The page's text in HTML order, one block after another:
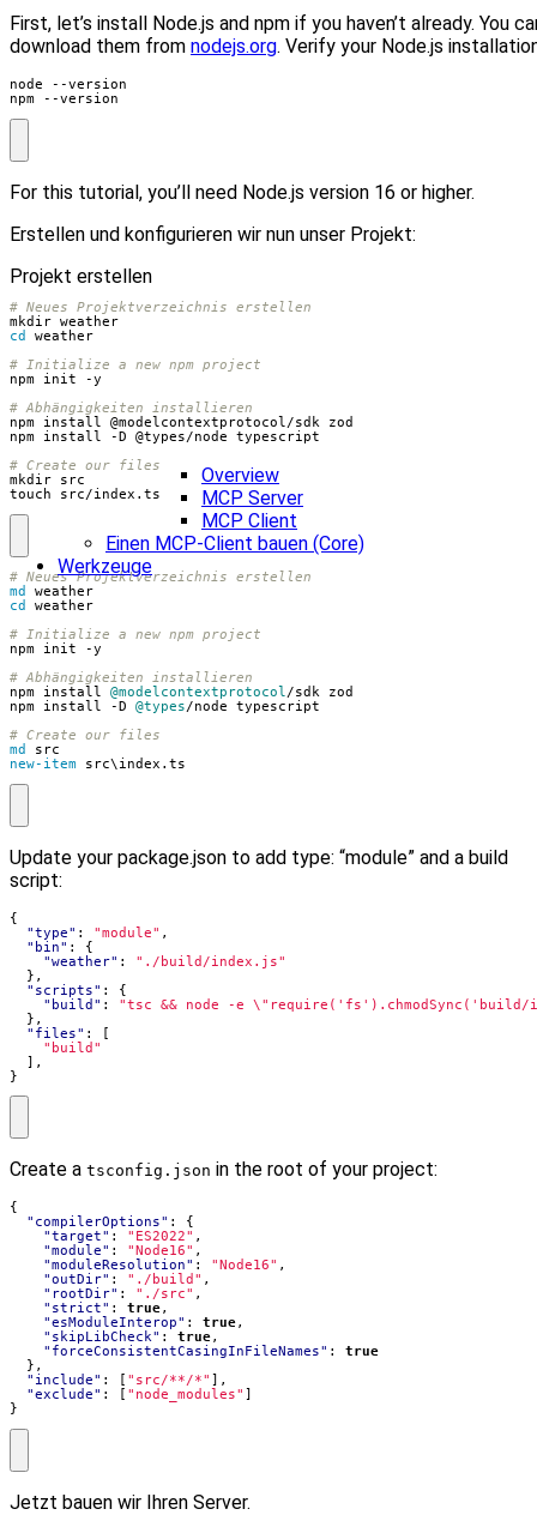
Overview
MCP Server
MCP Client
Einen MCP-Client bauen (Core)
Werkzeuge
First, let’s install Node.js and npm if you haven’t already. You
download them from nodejs.org. Verify your Node.js
npm --version
For this tutorial, you’ll need Node.js version 16 or higher.
Erstellen und konfigurieren wir nun unser Projekt:
Projekt erstellen
# Neues Projektverzeichnis erstellen
cd
# Initialize a new npm project
# Abhängigkeiten installieren
# Create our files
touch src/index.ts
# Neues Projektverzeichnis erstellen
md weather
cd weather
# Initialize a new npm project
npm
init
-y
# Abhängigkeiten installieren
npm
install @modelcontextprotocol /sdk
zod
npm
install -D @types/node
typescript
# Create our files
md src
new-item
src\ index . ts
Update your package.json to add type: “module” and a build
script:
{
"type" : "module" ,
"bin" :
{
"weather" :
"./build/index.js"
},
"scripts" :
{
"build" :
"tsc && node -e
},
"files" :
[
"build"
],
}
Create a tsconfig.json in the root of your project:
{
"compilerOptions" :
{
"target" : "ES2022" ,
"module" : "Node16" ,
"moduleResolution" : "Node16" ,
"outDir" : "./build" ,
"rootDir" : "./src" ,
"strict" : true,
"esModuleInterop" : true,
"skipLibCheck" : true,
"forceConsistentCasingInFileNames" :
true
},
"include" : [ "src/**/*" ],
"exclude" : [ "node_modules" ]
}
Jetzt bauen wir Ihren Server.